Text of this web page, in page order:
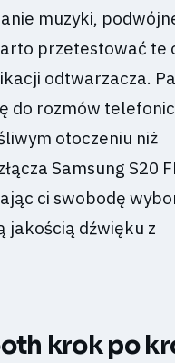
muzyki,
przetestować te
odtwarzacza.
do rozmów
otoczeniu niż
Samsung S20
ci swobodę
jakością dźwięku z
krok po